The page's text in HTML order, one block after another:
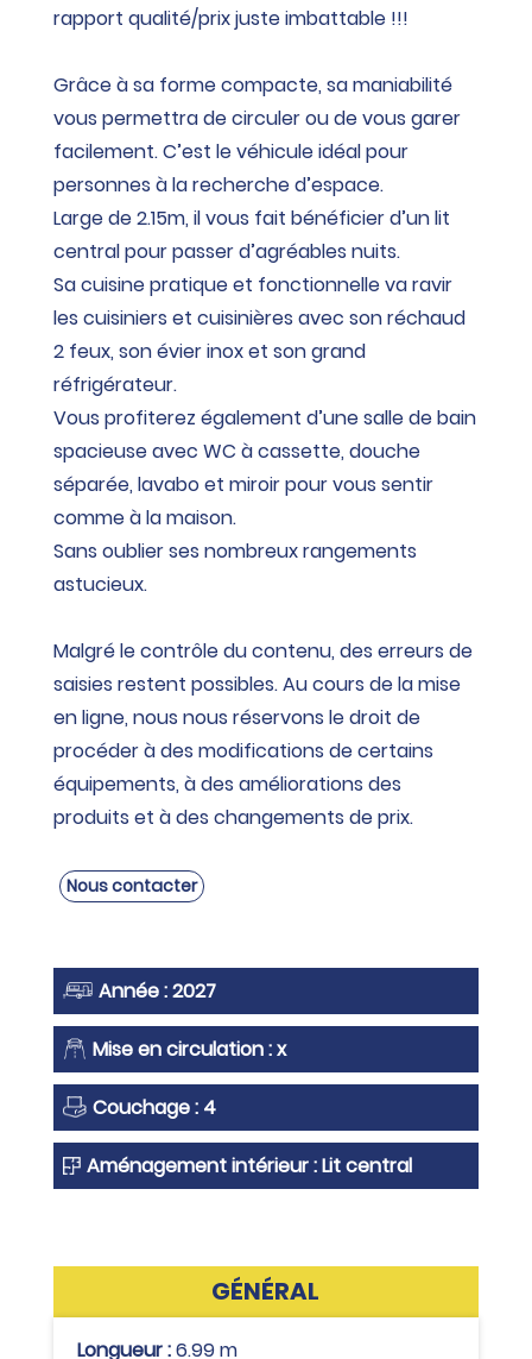
rapport qualité/prix juste imbattable !!!
Grâce à sa forme compacte, sa maniabilité
vous permettra de circuler ou de vous garer
facilement. C’est le véhicule idéal pour
personnes à la recherche d’espace.
Large de 2.15m, il vous fait bénéficier d’un lit
central pour passer d’agréables nuits.
Sa cuisine pratique et fonctionnelle va ravir
les cuisiniers et cuisinières avec son réchaud
2 feux, son évier inox et son grand
réfrigérateur.
Vous profiterez également d’une salle de bain
spacieuse avec WC à cassette, douche
séparée, lavabo et miroir pour vous sentir
comme à la maison.
Sans oublier ses nombreux rangements
astucieux.
Malgré le contrôle du contenu, des erreurs de
saisies restent possibles. Au cours de la mise
en ligne, nous nous réservons le droit de
procéder à des modifications de certains
équipements, à des améliorations des
produits et à des changements de prix.
Nous contacter
Année : 2027
Mise en circulation : x
Couchage : 4
Aménagement intérieur : Lit central
GÉNÉRAL
Longueur :6.99 m